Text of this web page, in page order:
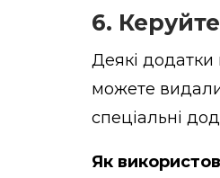
6.
Деякі додатки
можете
спеціальні
Як